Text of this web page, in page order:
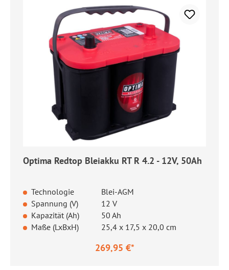
Optima Redtop Bleiakku RT R 4.2 - 12V, 50Ah
Technologie
Blei-AGM
Spannung (V)
12 V
Kapazität (Ah)
50 Ah
Maße (LxBxH)
25,4 x 17,5 x 20,0 cm
269,95 €*